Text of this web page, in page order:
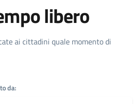
libero
ai cittadini quale momento di
da: